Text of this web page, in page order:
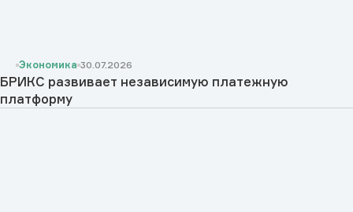
Экономика 30.07.2026
БРИКС развивает независимую платежную
платформу